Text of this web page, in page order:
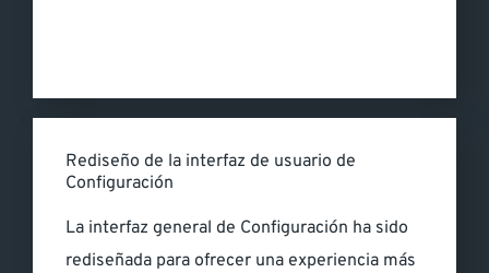
Rediseño de la interfaz de usuario de
Configuración
La interfaz general de Configuración ha sido
rediseñada para ofrecer una experiencia más